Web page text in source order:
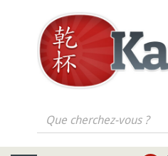
Que cherchez-vous ?